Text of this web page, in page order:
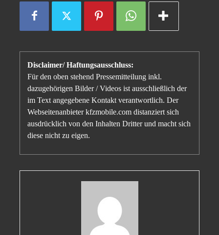
Disclaimer/ Haftungsausschluss:
Für den oben stehend Pressemitteilung inkl.
dazugehörigen Bilder / Videos ist ausschließlich der
im Text angegebene Kontakt verantwortlich. Der
Webseitenanbieter kfzmobile.com distanziert sich
ausdrücklich von den Inhalten Dritter und macht sich
diese nicht zu eigen.